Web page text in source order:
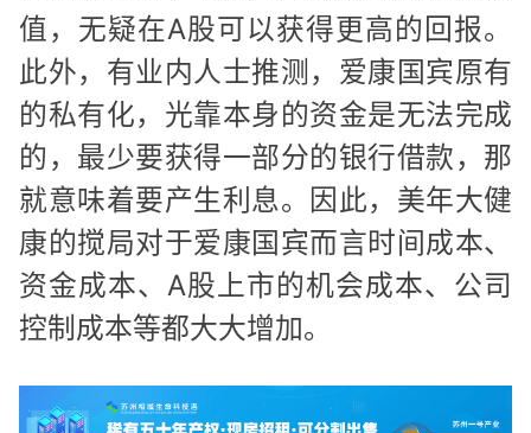
值，无疑在A股可以获得更高的回报。
此外，有业内人士推测，爱康国宾原有
的私有化，光靠本身的资金是无法完成
的，最少要获得一部分的银行借款，那
就意味着要产生利息。因此，美年大健
康的搅局对于爱康国宾而言时间成本、
资金成本、A股上市的机会成本、公司
控制成本等都大大增加。